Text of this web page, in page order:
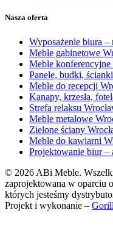
Nasza oferta
Wyposażenie biura –
Meble gabinetowe
Meble konferencyjne
Panele, budki,
Meble do recepcji
Kanapy, krzesła,
Strefa relaksu
Meble metalowe
Zielone ściany
Meble do kawiarni
Projektowanie biur –
© 2026 ABi Meble.
zaprojektowana w oparciu
których jesteśmy
Projekt i wykonanie –